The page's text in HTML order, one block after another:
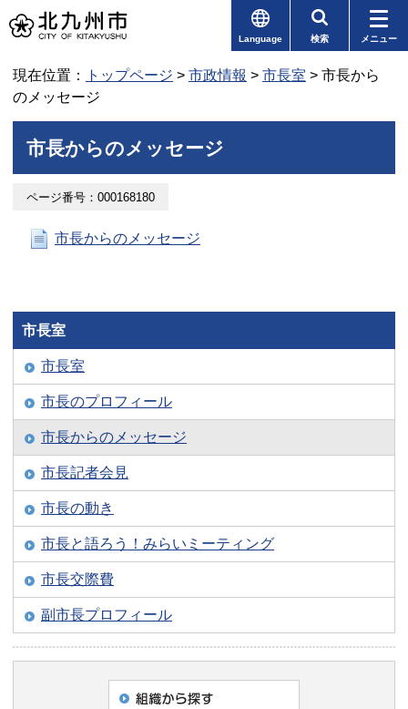
Language 検索 メニュー
現在位置： トップページ > 市政情報 > 市長室 > 市長から
のメッセージ
市長からのメッセージ
ページ番号：000168180
市長からのメッセージ
市長室
市長室
市長のプロフィール
市長からのメッセージ
市長記者会見
市長の動き
市長と語ろう！みらいミーティング
市長交際費
副市長プロフィール